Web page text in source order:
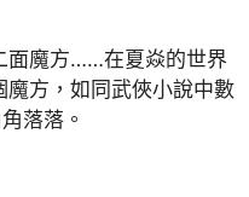
魔方……在夏焱的世界
魔方，如同武俠小說中數
落落。